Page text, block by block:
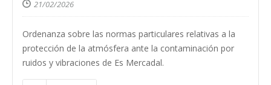
21/02/2026
Ordenanza sobre las normas particulares relativas a la
protección de la atmósfera ante la contaminación por
ruidos y vibraciones de Es Mercadal.